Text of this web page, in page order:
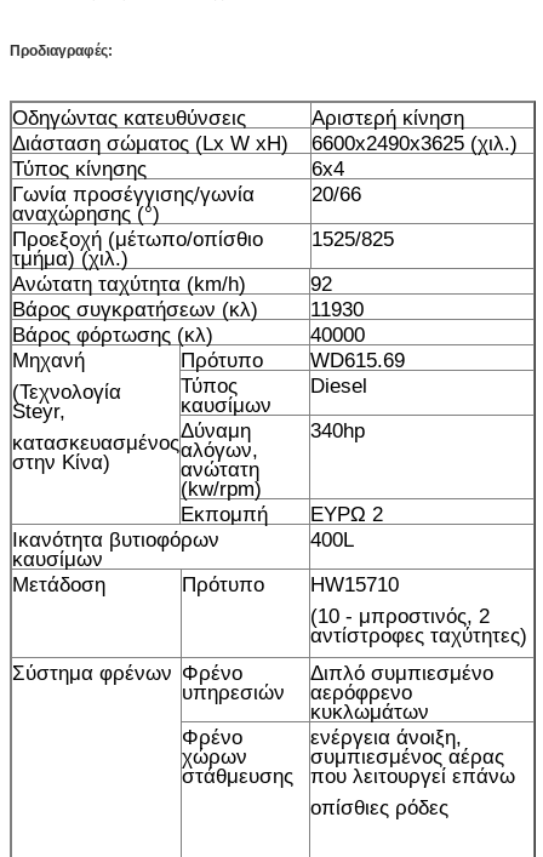
Προδιαγραφές:
Οδηγώντας κατευθύνσεις
Αριστερή κίνηση
Διάσταση σώματος (Lx W xH)
6600x2490x3625 (χιλ.)
Τύπος κίνησης
6x4
Γωνία προσέγγισης/γωνία
αναχώρησης (°)
20/66
Προεξοχή (μέτωπο/οπίσθιο
τμήμα) (χιλ.)
1525/825
Ανώτατη ταχύτητα (km/h)
92
Βάρος συγκρατήσεων (κλ)
11930
Βάρος φόρτωσης (κλ)
40000
Μηχανή
(Τεχνολογία
Steyr,
κατασκευασμένος
στην Κίνα)
Πρότυπο
WD615.69
Τύπος
καυσίμων
Diesel
Δύναμη
αλόγων,
ανώτατη
(kw/rpm)
340hp
Εκπομπή
ΕΥΡΩ 2
Ικανότητα βυτιοφόρων
καυσίμων
400L
Μετάδοση
Πρότυπο
HW15710
(10 - μπροστινός, 2
αντίστροφες ταχύτητες)
Σύστημα φρένων Φρένο
υπηρεσιών
Διπλό συμπιεσμένο
αερόφρενο
κυκλωμάτων
Φρένο
χώρων
στάθμευσης
ενέργεια άνοιξη,
συμπιεσμένος αέρας
που λειτουργεί επάνω
οπίσθιες ρόδες